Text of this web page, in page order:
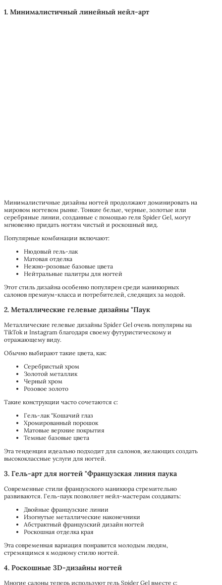
1. Минималистичный линейный нейл-арт
Минималистичные дизайны ногтей продолжают доминировать на
мировом ногтевом рынке. Тонкие белые, черные, золотые или
серебряные линии, созданные с помощью геля Spider Gel, могут
мгновенно придать ногтям чистый и роскошный вид.
Популярные комбинации включают:
Нюдовый гель-лак
Матовая отделка
Нежно-розовые базовые цвета
Нейтральные палитры для ногтей
Этот стиль дизайна особенно популярен среди маникюрных
салонов премиум-класса и потребителей, следящих за модой.
2. Металлические гелевые дизайны "Паук
Металлические гелевые дизайны Spider Gel очень популярны на
TikTok и Instagram благодаря своему футуристическому и
отражающему виду.
Обычно выбирают такие цвета, как:
Серебристый хром
Золотой металлик
Черный хром
Розовое золото
Такие конструкции часто сочетаются с:
Гель-лак "Кошачий глаз
Хромированный порошок
Матовые верхние покрытия
Темные базовые цвета
Эта тенденция идеально подходит для салонов, желающих создать
высококлассные услуги для ногтей.
3. Гель-арт для ногтей "Французская линия паука
Современные стили французского маникюра стремительно
развиваются. Гель-паук позволяет нейл-мастерам создавать:
Двойные французские линии
Изогнутые металлические наконечники
Абстрактный французский дизайн ногтей
Роскошная отделка края
Эта современная вариация понравится молодым людям,
стремящимся к модному стилю ногтей.
4. Роскошные 3D-дизайны ногтей
Многие салоны теперь используют гель Spider Gel вместе с: